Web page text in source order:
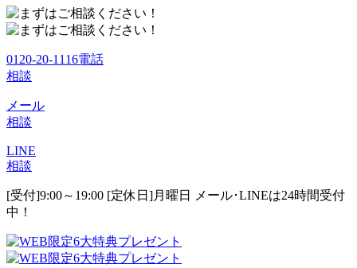
0120-20-1116電話
相談
メール
相談
LINE
相談
[受付]9:00～19:00 [定休日]月曜日
メール･LINEは24時間受付
中！